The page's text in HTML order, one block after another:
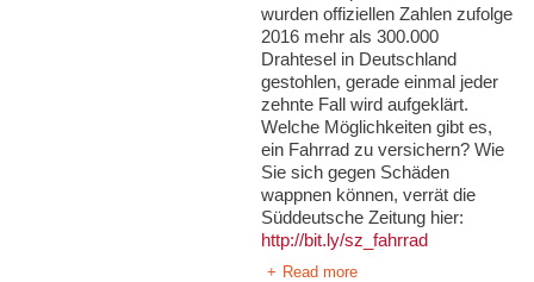
wurden offiziellen Zahlen zufolge
2016 mehr als 300.000
Drahtesel in Deutschland
gestohlen, gerade einmal jeder
zehnte Fall wird aufgeklärt.
Welche Möglichkeiten gibt es,
ein Fahrrad zu versichern? Wie
Sie sich gegen Schäden
wappnen können, verrät die
Süddeutsche Zeitung hier:
http://bit.ly/sz_fahrrad
Read more